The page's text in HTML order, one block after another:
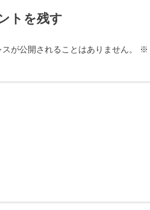
トを残す
が公開されることはありません。 ※